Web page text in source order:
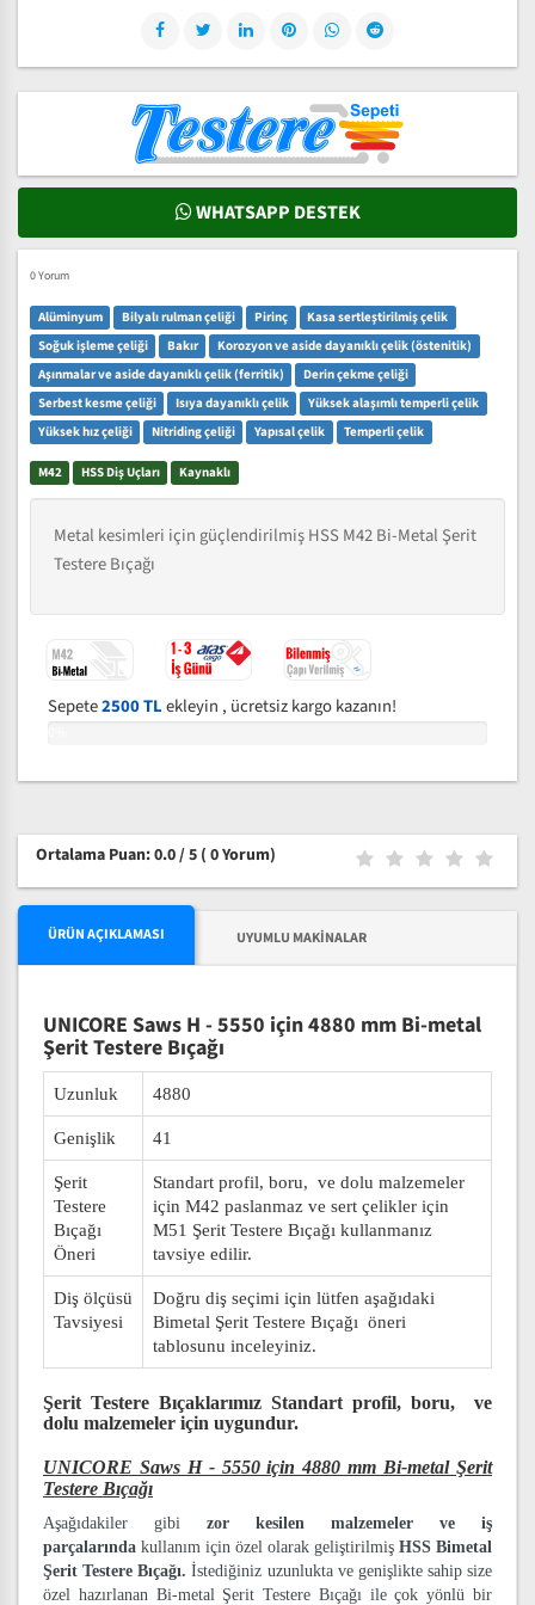
WHATSAPP DESTEK
0 Yorum
Alüminyum Bilyalı rulman çeliği Pirinç
Kasa sertleştirilmiş çelik
Soğuk işleme çeliği
Bakır
Korozyon ve aside dayanıklı çelik (östenitik)
Aşınmalar ve aside dayanıklı çelik (ferritik)
Derin çekme çeliği
Serbest kesme çeliği
Isıya dayanıklı çelik
Yüksek alaşımlı temperli çelik
Yüksek hız çeliği
Nitriding çeliği Yapısal çelik Temperli çelik
M42 HSS Diş Uçları Kaynaklı
Metal kesimleri için güçlendirilmiş HSS M42 Bi-Metal Şerit
Testere Bıçağı
Sepete2500 TLekleyin , ücretsiz kargo kazanın!
Ortalama Puan: 0.0 / 5 ( 0 Yorum)
ÜRÜN AÇIKLAMASI UYUMLU MAKINALAR
UNICORE Saws H - 5550 için 4880 mm Bi-metal
Şerit Testere Bıçağı
Uzunluk 4880
Genişlik 41
Şerit
Testere
Bıçağı
Öneri
Standart profil, boru, ve dolu malzemeler
için M42 paslanmaz ve sert çelikler için
M51 Şerit Testere Bıçağı kullanmanız
tavsiye edilir.
Diş ölçüsü
Tavsiyesi
Doğru diş seçimi için lütfen aşağıdaki
Bimetal Şerit Testere Bıçağı öneri
tablosunu inceleyiniz.
Şerit Testere Bıçaklarımız Standart profil, boru, ve
dolu malzemeler için uygundur.
UNICORE Saws H - 5550 için 4880 mm Bi-metal Şerit
Testere Bıçağı
Aşağıdakiler gibi zor kesilen malzemeler ve iş
parçalarında kullanım için özel olarak geliştirilmiş HSS Bimetal
Şerit Testere Bıçağı.İstediğiniz uzunlukta ve genişlikte sahip size
özel hazırlanan Bi-metal Şerit Testere Bıçağı ile çok yönlü bir